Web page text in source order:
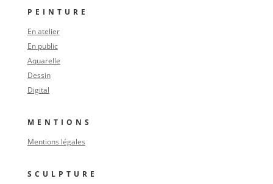
PEINTURE
En atelier
En public
Aquarelle
Dessin
Digital
MENTIONS
Mentions légales
SCULPTURE